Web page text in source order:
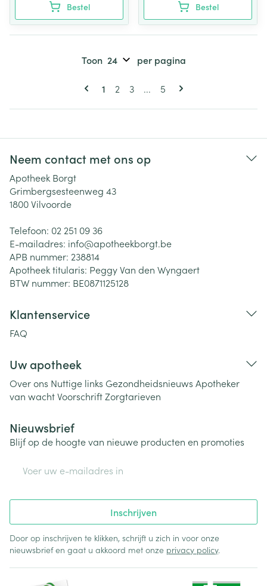
Bestel Bestel
Pagina's
U lees momenteel pagina
1 Pagina
2 Pagina
3 ... Pagina
5
Toon per pagina
Neem contact met ons op
Apotheek Borgt
Grimbergsesteenweg 43
1800Vilvoorde
Telefoon: 02 251 09 36
E-mailadres: info@apotheekborgt.be
APB nummer: 238814
Apotheek titularis: Peggy Van den Wyngaert
BTW nummer: BE0871125128
Klantenservice
FAQ
Uw apotheek
Over ons Nuttige links Gezondheidsnieuws Apotheker
van wachtVoorschriftZorgtarieven
Nieuwsbrief
Blijf op de hoogte van nieuwe producten en promoties
Inschrijven
Door op inschrijven te klikken, schrijft u zich in voor onze
nieuwsbrief en gaat u akkoord met onze privacy policy.